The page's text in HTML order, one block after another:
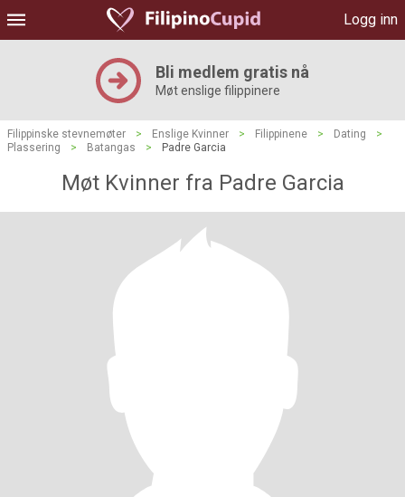
Logg inn
Bli medlem gratis nå
Møt enslige filippinere
Filippinske stevnemøter > Enslige Kvinner > Filippinene > Dating
>
Plassering
> Batangas > Padre Garcia
Møt Kvinner fra Padre Garcia